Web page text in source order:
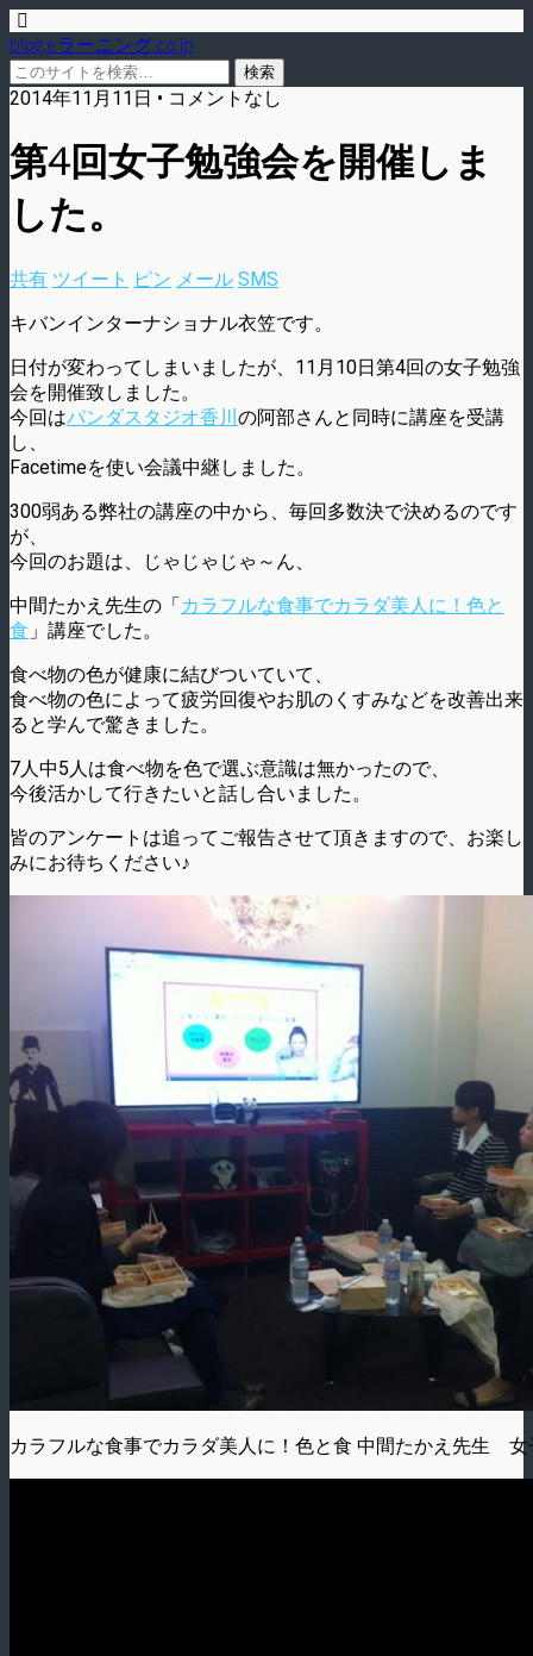
blog.eラーニング.co.jp
2014年11月11日 • コメントなし
第4回女子勉強会を開催しま
した。
共有 ツイート ピン メール SMS
キバンインターナショナル衣笠です。
日付が変わってしまいましたが、11月10日第4回の女子勉強
会を開催致しました。
今回はパンダスタジオ香川 の阿部さんと同時に講座を受講
し、
Facetimeを使い会議中継しました。
300弱ある弊社の講座の中から、毎回多数決で決めるのです
が、
今回のお題は、じゃじゃじゃ～ん、
中間たかえ先生の「カラフルな食事でカラダ美人に！色と
食 」講座でした。
食べ物の色が健康に結びついていて、
食べ物の色によって疲労回復やお肌のくすみなどを改善出来
ると学んで驚きました。
7人中5人は食べ物を色で選ぶ意識は無かったので、
今後活かして行きたいと話し合いました。
皆のアンケートは追ってご報告させて頂きますので、お楽し
みにお待ちください♪
カラフルな食事でカラダ美人に！色と食 中間たかえ先生 女